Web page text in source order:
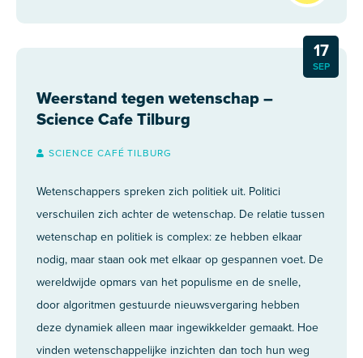
Weerstand tegen wetenschap –
Science Cafe Tilburg
17
SEP
SCIENCE CAFÉ TILBURG
Wetenschappers spreken zich politiek uit. Politici
verschuilen zich achter de wetenschap. De relatie tussen
wetenschap en politiek is complex: ze hebben elkaar
nodig, maar staan ook met elkaar op gespannen voet. De
wereldwijde opmars van het populisme en de snelle,
door algoritmen gestuurde nieuwsvergaring hebben
deze dynamiek alleen maar ingewikkelder gemaakt. Hoe
vinden wetenschappelijke inzichten dan toch hun weg